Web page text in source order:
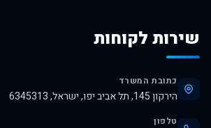
שירות לקוחות
כתובת המשרד
הירקון 145, תל אביב יפו, ישראל, 6345313
טלפון